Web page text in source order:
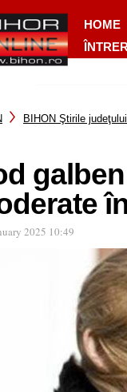
HOME
BIHON Ştirile
2025 10:49